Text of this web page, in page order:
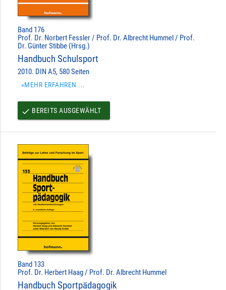
Band 176
Prof. Dr. Norbert Fessler / Prof. Dr. Albrecht Hummel / Prof.
Dr. Günter Stibbe (Hrsg.)
Handbuch Schulsport
2010. DIN A5, 580 Seiten
»MEHR ERFAHREN ...
done BEREITS AUSGEWÄHLT
Band 133
Prof. Dr. Herbert Haag / Prof. Dr. Albrecht Hummel
Handbuch Sportpädagogik